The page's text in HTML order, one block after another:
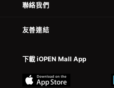
聯絡我們
友善連結
下載 iOPEN Mall App